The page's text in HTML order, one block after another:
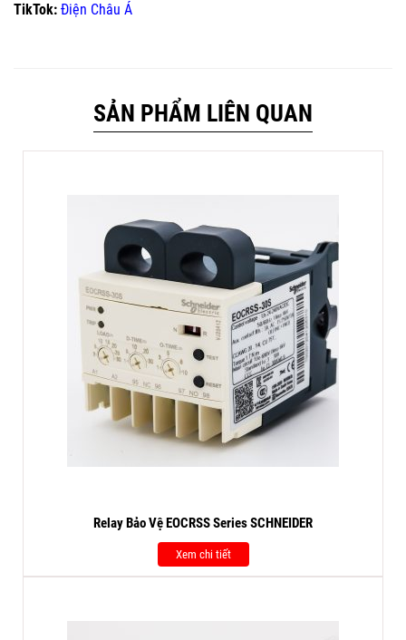
TikTok: Điện Châu Á
SẢN PHẨM LIÊN QUAN
Relay Bảo Vệ EOCRSS Series SCHNEIDER
Xem chi tiết